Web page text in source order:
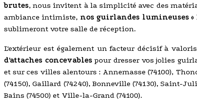
brutes, nous invitent à la simplicité avec des
ambiance intimiste, nos guirlandes lumineuses «
sublimeront votre salle de réception.
L'extérieur est également un facteur décisif à
d'attaches concevables pour dresser vos jolies
et sur ces villes alentours : Annemasse (74100),
(74150), Gaillard (74240), Bonneville (74130), Saint-
Bains (74500) et Ville-la-Grand (74100).